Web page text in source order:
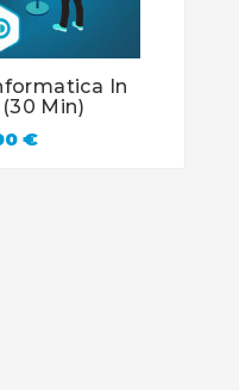
 
In
Min)
€